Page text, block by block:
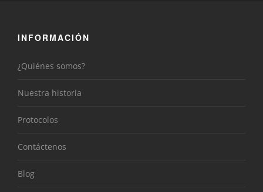
INFORMACIÓN
¿Quiénes somos?
Nuestra historia
Protocolos
Contáctenos
Blog